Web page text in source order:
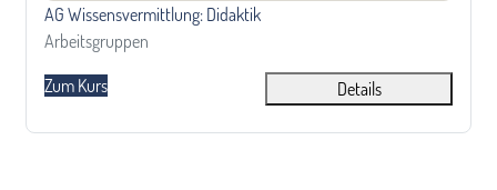
Kursname
AG Wissensvermittlung: Didaktik
Kursbereich
Arbeitsgruppen
Zum Kurs
Details